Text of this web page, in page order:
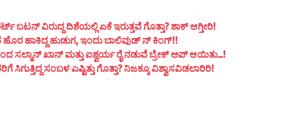
ವಿರುದ್ದ ದಿಶೆಯಲ್ಲಿ ಏಕೆ ಇರುತ್ತವೆ ಗೊತ್ತಾ? ಶಾಕ್ ಆಗ್ತೀರಿ!
ಹಾಕಿದ್ದ ಹುಡುಗ, ಇಂದು ಬಾಲಿವುಡ್ ನ್ ಕಿಂಗ್!!
ಸಲ್ಮಾನ್ ಖಾನ್ ಮತ್ತು ಐಶ್ವರ್ಯ ರೈ ನಡುವೆ ಬ್ರೇಕ್ ಅಪ್ ಆಯಿತು…!
ಸಂಬಳ ಎಷ್ಟಿತ್ತು ಗೊತ್ತಾ? ನಿಜಕ್ಕೂ ವಿಶ್ವಾಸವಿಡಲಾರಿರಿ!